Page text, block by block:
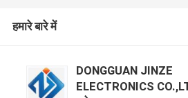
हमारे बारे में
DONGGUAN JINZE
ELECTRONICS